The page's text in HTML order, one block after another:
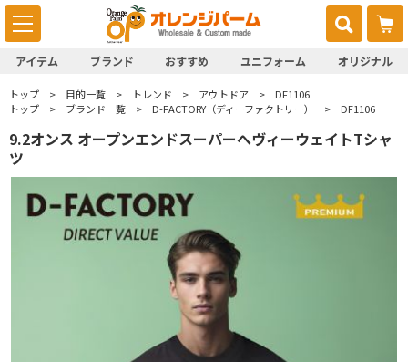
アイテム ブランド おすすめ ユニフォーム オリジナル
トップ 目的一覧 トレンド アウトドア
DF1106
トップ
ブランド一覧 D-FACTORY（ディーファクトリー） DF1106
9.2オンス オープンエンドスーパーへヴィーウェイトTシャ
ツ